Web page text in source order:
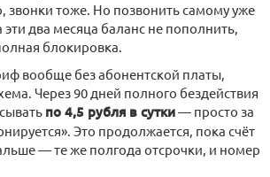
тоже. Но позвонить самому уже
эти два месяца баланс не пополнить,
блокировка.
вообще без абонентской платы,
Через 90 дней полного бездействия
по 4,5 рубля в сутки— просто за
Это продолжается, пока счёт
— те же полгода отсрочки, и номер